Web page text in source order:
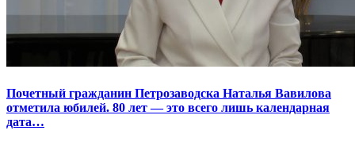
Почетный гражданин Петрозаводска Наталья Вавилова
отметила юбилей. 80 лет — это всего лишь календарная
дата…